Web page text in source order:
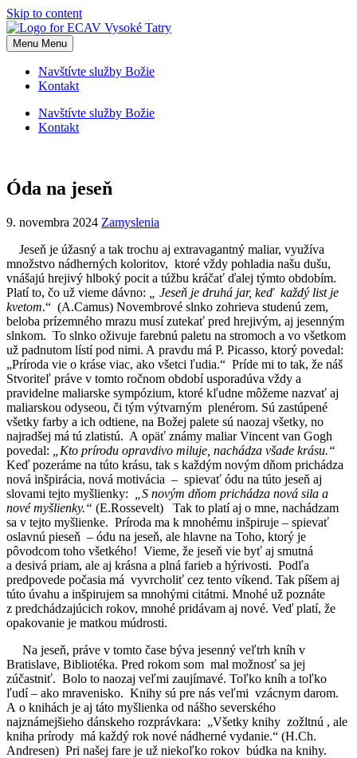
Skip to content
Menu Menu
Navštívte služby Božie
Kontakt
Navštívte služby Božie
Kontakt
Óda na jeseň
9. novembra 2024 Zamyslenia
Jeseň je úžasný a tak trochu aj extravagantný maliar, využíva
množstvo nádherných koloritov, ktoré vždy pohladia našu dušu,
vnášajú hrejivý hlboký pocit a túžbu kráčať ďalej týmto obdobím.
Platí to, čo už vieme dávno:
„ Jeseň je druhá jar, keď každý list je
kvetom.“ (A.Camus) Novembrové slnko zohrieva studenú zem,
beloba prízemného mrazu musí zutekať pred hrejivým, aj jesenným
slnkom. To slnko oživuje farebnú paletu na stromoch a vo všetkom
už padnutom lístí pod nimi. A pravdu má P. Picasso, ktorý povedal:
„Príroda vie o kráse viac, ako všetci ľudia.“ Príde mi to tak, že náš
Stvoriteľ práve v tomto ročnom období usporadúva vždy a
pravidelne maliarske sympózium, ktoré kľudne môžeme nazvať aj
maliarskou odyseou, či tým výtvarným plenérom. Sú zastúpené
všetky farby a ich odtiene, na Božej palete sú naozaj všetky, no
najradšej má tú zlatistú. A opäť známy maliar Vincent van Gogh
povedal:
„Kto prírodu opravdivo miluje, nachádza všade krásu.“
Keď pozeráme na túto krásu, tak s každým novým dňom prichádza
nová inšpirácia, nová motivácia – spievať ódu na túto jeseň aj
slovami tejto myšlienky:
„S novým dňom prichádza nová sila a
nové myšlienky.“ (E.Rossevelt) Tak to platí aj o mne, nachádzam
sa v tejto myšlienke. Príroda ma k mnohému inšpiruje – spievať
oslavnú pieseň – ódu na jeseň, ale hlavne na Toho, ktorý je
pôvodcom toho všetkého! Vieme, že jeseň vie byť aj smutná
a desivá priam, ale aj krásna a plná farieb a hýrivosti. Podľa
predpovede počasia má vyvrcholiť cez tento víkend. Tak píšem aj
túto úvahu a inšpirujem sa mnohými citátmi. Mnohé už poznáte
z predchádzajúcich rokov, mnohé pridávam aj nové. Veď platí, že
opakovanie je matkou múdrosti.
Na jeseň, práve v tomto čase býva jesenný veľtrh kníh v
Bratislave, Bibliotéka. Pred rokom som mal možnosť sa jej
zúčastniť. Bolo to naozaj veľmi zaujímavé. Toľko kníh a toľko
ľudí – ako mravenisko. Knihy sú pre nás veľmi vzácnym darom.
A o knihách je aj táto myšlienka od nášho severského
najznámejšieho dánskeho rozprávkara: „Všetky knihy zožltnú , ale
kniha prírody má každý rok nové nádherné vydanie.“ (H.Ch.
Andresen) Pri našej fare je už niekoľko rokov búdka na knihy.